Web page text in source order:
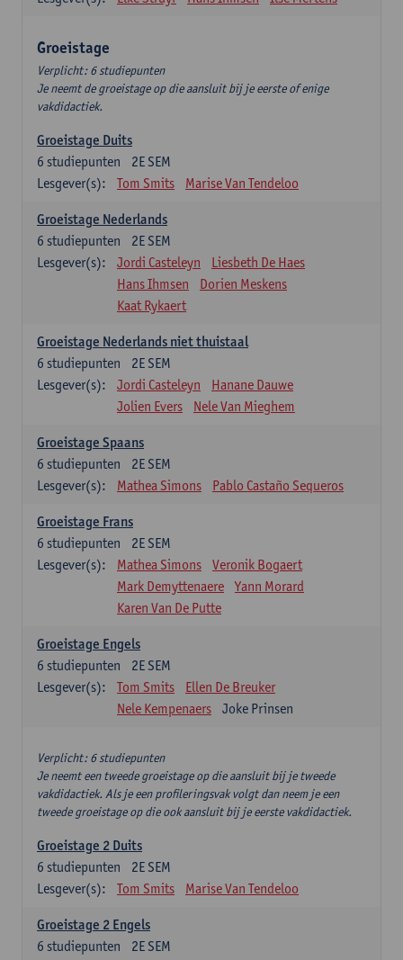
Groeistage
Verplicht: 6 studiepunten
Je neemt de groeistage op die aansluit bij je eerste of enige
vakdidactiek.
Groeistage Duits
2E SEM
6 studiepunten
Lesgever(s):
Tom Smits Marise Van Tendeloo
Groeistage Nederlands
2E SEM
6 studiepunten
Lesgever(s):
Jordi Casteleyn
Liesbeth De Haes
Hans Ihmsen
Dorien Meskens
Kaat Rykaert
Groeistage Nederlands niet thuistaal
2E SEM
6 studiepunten
Lesgever(s):
Jordi Casteleyn
Hanane Dauwe
Jolien Evers
Nele Van Mieghem
Groeistage Spaans
2E SEM
6 studiepunten
Lesgever(s):
Mathea Simons Pablo Castaño Sequeros
Groeistage Frans
2E SEM
6 studiepunten
Lesgever(s):
Mathea Simons
Veronik Bogaert
Mark Demyttenaere
Yann Morard
Karen Van De Putte
Groeistage Engels
2E SEM
6 studiepunten
Lesgever(s):
Tom Smits
Ellen De Breuker
Nele Kempenaers
Joke Prinsen
Verplicht: 6 studiepunten
Je neemt een tweede groeistage op die aansluit bij je tweede
vakdidactiek. Als je een profileringsvak volgt dan neem je een
tweede groeistage op die ook aansluit bij je eerste vakdidactiek.
Groeistage 2 Duits
2E SEM
6 studiepunten
Lesgever(s):
Tom Smits Marise Van Tendeloo
Groeistage 2 Engels
2E SEM
6 studiepunten